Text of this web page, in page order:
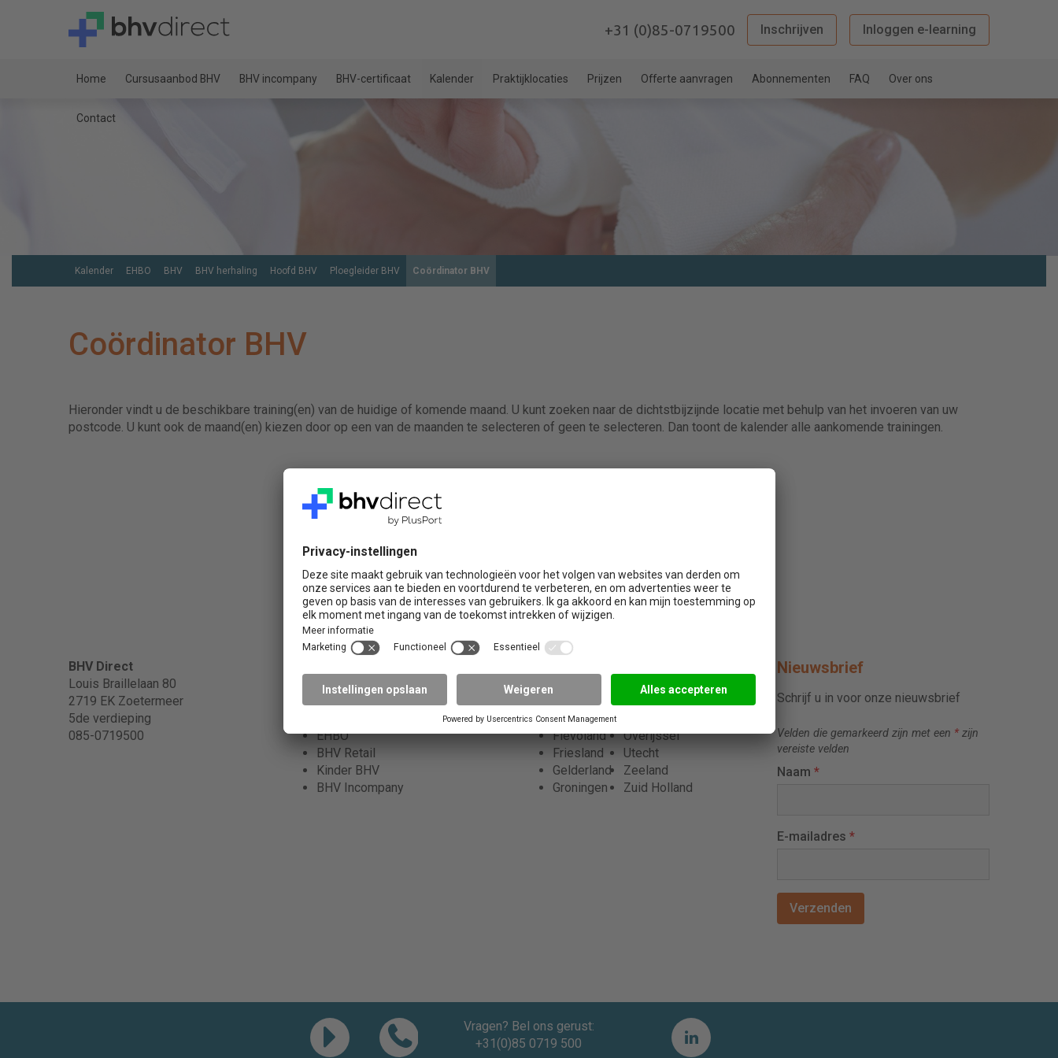
+31 (0)85-0719500 Inschrijven Inloggen e-learning
Home Cursusaanbod BHV BHV incompany BHV-certificaat Kalender Praktijklocaties Prijzen Offerte aanvragen Abonnementen FAQ Over ons
Contact
Kalender EHBO BHV BHV herhaling Hoofd BHV Ploegleider BHV Coördinator BHV
Coördinator BHV
Hieronder vindt u de beschikbare training(en) van de huidige of komende maand. U kunt zoeken naar de dichtstbijzijnde locatie met behulp van het invoeren van uw
postcode. U kunt ook de maand(en) kiezen door op een van de maanden te selecteren of geen te selecteren. Dan toont de kalender alle aankomende trainingen.
BHV Direct
Louis Braillelaan 80
2719 EK Zoetermeer
5de verdieping
085-0719500
EHBO
BHV Retail
Kinder BHV
BHV Incompany
Drenthe
Flevoland
Friesland
Gelderland
Groningen
Overijssel
Utecht
Zeeland
Zuid Holland
Nieuwsbrief
Schrijf u in voor onze nieuwsbrief
Velden die gemarkeerd zijn met een * zijn
vereiste velden
Naam *
E-mailadres *
Vragen? Bel ons gerust:
+31(0)85 0719 500